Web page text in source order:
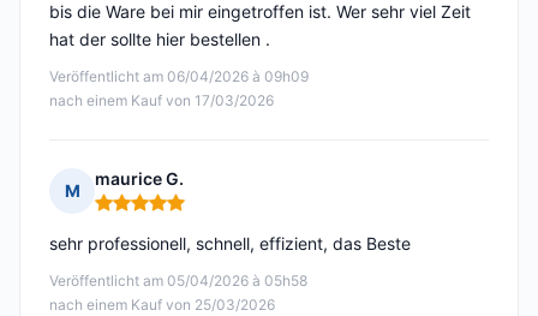
Veröffentlicht am 06/04/2026 à 09h09
nach einem Kauf von 17/03/2026
bis die Ware bei mir eingetroffen ist. Wer sehr viel Zeit
hat der sollte hier bestellen .
M
maurice G.
Hinweis: 5 von 5
Veröffentlicht am 05/04/2026 à 05h58
nach einem Kauf von 25/03/2026
sehr professionell, schnell, effizient, das Beste